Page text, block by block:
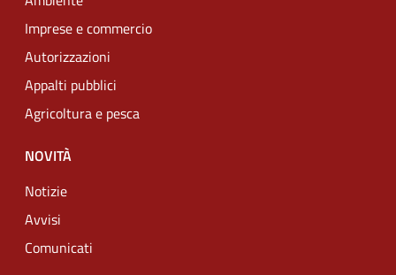
Imprese e commercio
Autorizzazioni
Appalti pubblici
Agricoltura e pesca
NOVITÀ
Notizie
Avvisi
Comunicati